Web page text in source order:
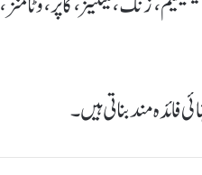
فائدہ مند بناتی ہیں۔